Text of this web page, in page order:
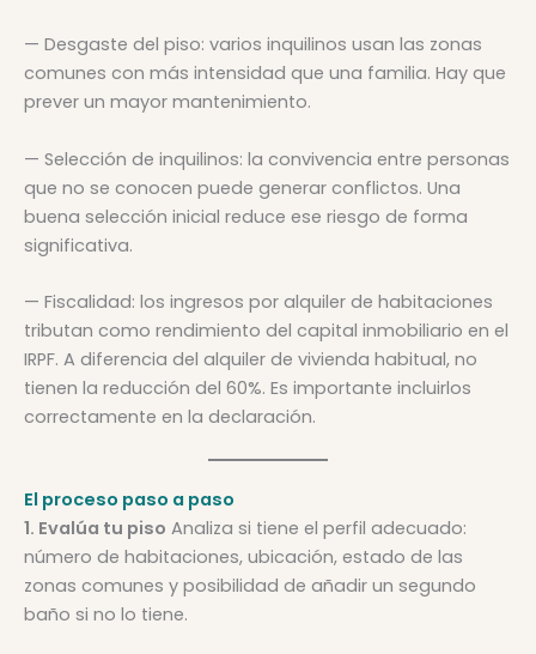
— Desgaste del piso: varios inquilinos usan las zonas
comunes con más intensidad que una familia. Hay que
prever un mayor mantenimiento.
— Selección de inquilinos: la convivencia entre personas
que no se conocen puede generar conflictos. Una
buena selección inicial reduce ese riesgo de forma
significativa.
— Fiscalidad: los ingresos por alquiler de habitaciones
tributan como rendimiento del capital inmobiliario en el
IRPF. A diferencia del alquiler de vivienda habitual, no
tienen la reducción del 60%. Es importante incluirlos
correctamente en la declaración.
El proceso paso a paso
1. Evalúa tu piso Analiza si tiene el perfil adecuado:
número de habitaciones, ubicación, estado de las
zonas comunes y posibilidad de añadir un segundo
baño si no lo tiene.